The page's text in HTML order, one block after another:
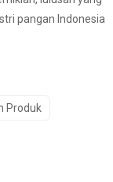
pangan Indonesia
Produk